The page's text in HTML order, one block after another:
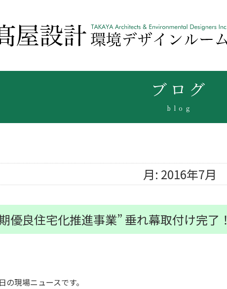
ブログ
blog
月: 2016年7月
優良住宅化推進事業” 垂れ幕取付け完了！
の現場ニュースです。